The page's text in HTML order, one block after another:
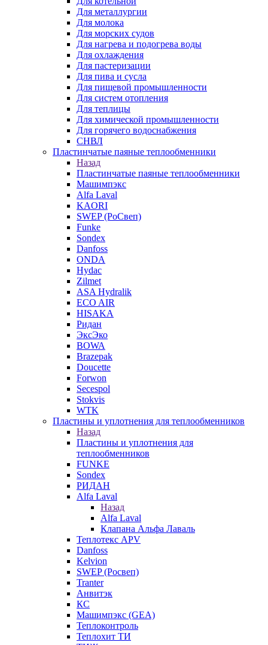
Для металлургии
Для молока
Для морских судов
Для нагрева и подогрева воды
Для охлаждения
Для пастеризации
Для пива и сусла
Для пищевой промышленности
Для систем отопления
Для теплицы
Для химической промышленности
Для горячего водоснабжения
СНВЛ
Пластинчатые паяные теплообменники
Назад
Пластинчатые паяные теплообменники
Машимпэкс
Alfa Laval
KAORI
SWEP (РоСвеп)
Funke
Sondex
Danfoss
ONDA
Hydac
Zilmet
ASA Hydralik
ECO AIR
HISAKA
Ридан
ЭксЭко
BOWA
Brazepak
Doucette
Forwon
Secespol
Stokvis
WTK
Пластины и уплотнения для теплообменников
Назад
Пластины и уплотнения для
теплообменников
FUNKE
Sondex
РИДАН
Alfa Laval
Назад
Alfa Laval
Клапана Альфа Лаваль
Теплотекс APV
Danfoss
Kelvion
SWEP (Росвеп)
Tranter
Анвитэк
КС
Машимпэкс (GEA)
Теплоконтроль
Теплохит ТИ